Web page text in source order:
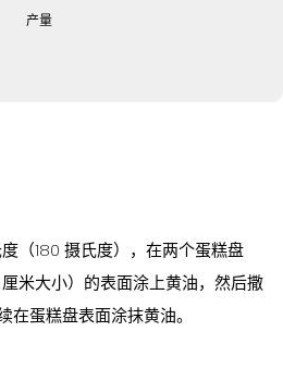
产量
（180 摄氏度），在两个蛋糕盘
米大小）的表面涂上黄油，然后撒
在蛋糕盘表面涂抹黄油。